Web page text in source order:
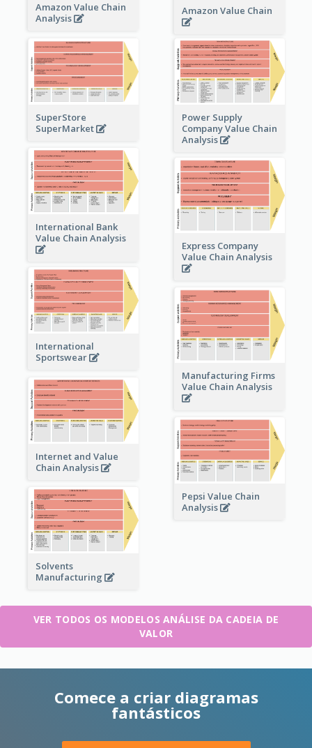
Amazon Value Chain
Analysis
Amazon Value Chain
SuperStore
SuperMarket
Power Supply
Company Value Chain
Analysis
International Bank
Value Chain Analysis
Express Company
Value Chain Analysis
International
Sportswear
Manufacturing Firms
Value Chain Analysis
Internet and Value
Chain Analysis
Pepsi Value Chain
Analysis
Solvents
Manufacturing
VER TODOS OS MODELOS ANÁLISE DA CADEIA DE
VALOR
Comece a criar diagramas
fantásticos